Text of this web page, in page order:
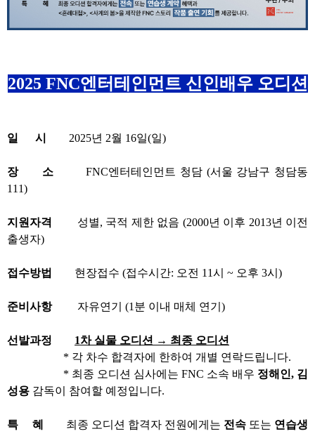
2025 FNC엔터테인먼트 신인배우 오디션
일 시 2025년 2월 16일(일)
장 소
FNC엔터테인먼트 청담 (서울 강남구 청담동
111)
지원자격
성별, 국적 제한 없음 (2000년 이후 2013년 이전
출생자)
접수방법 현장접수 (접수시간: 오전 11시 ~ 오후 3시)
준비사항 자유연기 (1분 이내 매체 연기)
선발과정
1차 실물 오디션 → 최종 오디션
* 각 차수 합격자에 한하여 개별 연락드립니다.
* 최종 오디션 심사에는 FNC 소속 배우 정해인, 김
성용 감독이 참여할 예정입니다.
특 혜 최종 오디션 합격자 전원에게는 전속 또는 연습생